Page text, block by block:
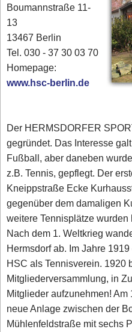
Boumannstraße 11-
13
13467 Berlin
Tel. 030 - 37 30 03 70
‎‎Homepage:
www.hsc-berlin.de
Der HERMSDORFER
gegründet. Das Interesse
Fußball, aber daneben
z.B. Tennis, gepflegt. Der
Kneippstraße Ecke
gegenüber dem damaligen
weitere Tennisplätze
Nach dem 1. Weltkrieg
Hermsdorf ab. Im Jahre
HSC als Tennisverein. 1920
Mitgliederversammlung, in
Mitglieder aufzunehmen!
neue Anlage zwischen der
Mühlenfeldstraße mit sechs